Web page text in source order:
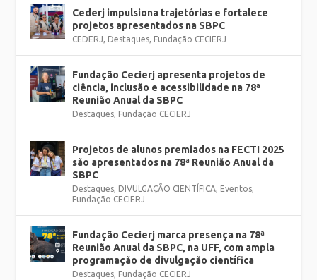
Cederj impulsiona trajetórias e fortalece
projetos apresentados na SBPC
CEDERJ, Destaques, Fundação CECIERJ
Fundação Cecierj apresenta projetos de
ciência, inclusão e acessibilidade na 78ª
Reunião Anual da SBPC
Destaques, Fundação CECIERJ
Projetos de alunos premiados na FECTI 2025
são apresentados na 78ª Reunião Anual da
SBPC
Destaques, DIVULGAÇÃO CIENTÍFICA, Eventos,
Fundação CECIERJ
Fundação Cecierj marca presença na 78ª
Reunião Anual da SBPC, na UFF, com ampla
programação de divulgação científica
Destaques, Fundação CECIERJ